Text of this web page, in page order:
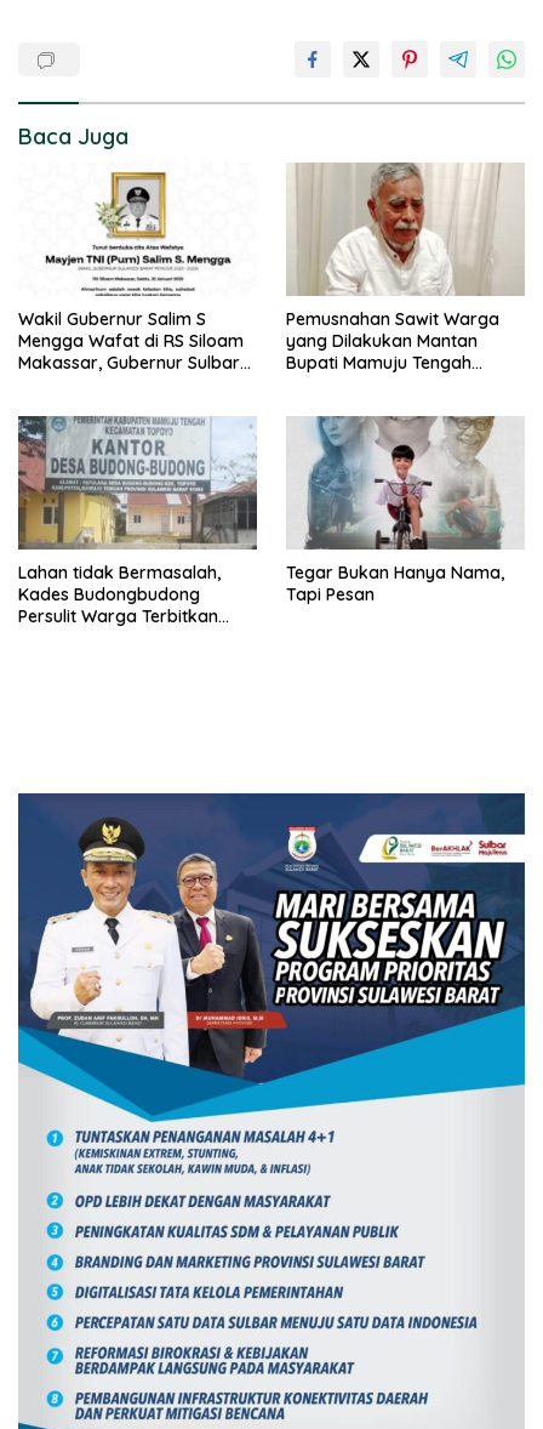
Baca Juga
Wakil Gubernur Salim S
Mengga Wafat di RS Siloam
Makassar, Gubernur Sulbar
Pemusnahan Sawit Warga
yang Dilakukan Mantan
Bupati Mamuju Tengah
Lahan tidak Bermasalah,
Kades Budongbudong
Persulit Warga Terbitkan
Tegar Bukan Hanya Nama,
Tapi Pesan